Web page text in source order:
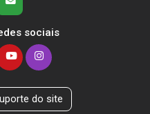
sociais
do site